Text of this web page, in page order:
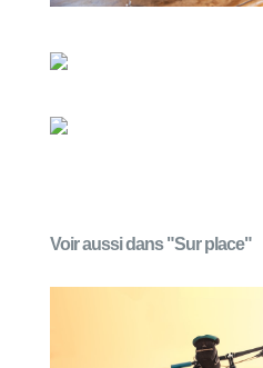
Voir aussi dans "Sur place"